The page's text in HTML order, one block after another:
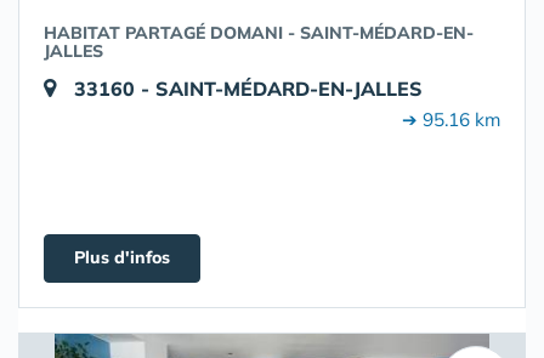
HABITAT PARTAGÉ DOMANI - SAINT-MÉDARD-EN-
JALLES
33160 - SAINT-MÉDARD-EN-JALLES
➔ 95.16 km
Plus d'infos